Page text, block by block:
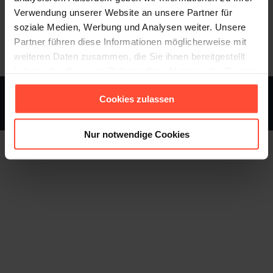
Verwendung unserer Website an unsere Partner für
soziale Medien, Werbung und Analysen weiter. Unsere
Partner führen diese Informationen möglicherweise mit
weiteren Daten zusammen, die Sie ihnen bereitgestellt
gesammelt haben.
Cookies zulassen
Nur notwendige Cookies
Category:Allgemein 2. Juni 2017
STURMFEST - Berater für Kommunikation - © 2013 - 2026
Footer